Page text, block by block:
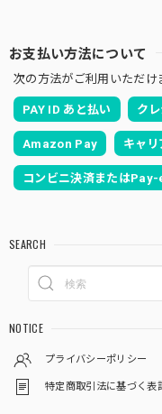
お支払い方法について
次の方法がご利用いただけ
PAY ID あと払い ク
Amazon Pay キャリ
コンビニ決済または
SEARCH
NOTICE
プライバシーポリシー
特定商取引法に基づく表